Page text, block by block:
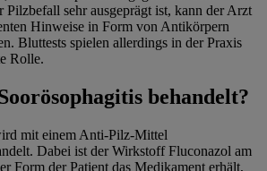
sehr ausgeprägt ist, kann der Arzt
Hinweise in Form von Antikörpern
Bluttests spielen allerdings in der Praxis
Rolle.
behandelt?
mit einem Anti-Pilz-Mittel
Dabei ist der Wirkstoff Fluconazol am
Form der Patient das Medikament erhält,